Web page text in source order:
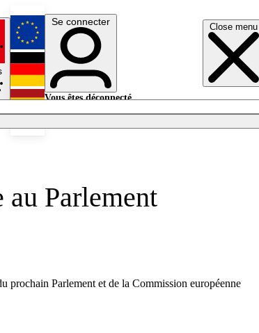
Close menu
English
Deutsch
Se connecter
Vous êtes déconnecté.
Parlement
prochain Parlement et de la Commission européenne